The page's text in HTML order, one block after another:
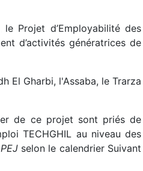
Projet d’Employabilité des
d’activités génératrices de
El Gharbi, l'Assaba, le Trarza
de ce projet sont priés de
TECHGHIL au niveau des
selon le calendrier Suivant